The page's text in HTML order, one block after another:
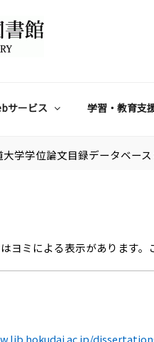
サービス 学習・教育支
大学学位論文目録データベース
ミによる表示があります。